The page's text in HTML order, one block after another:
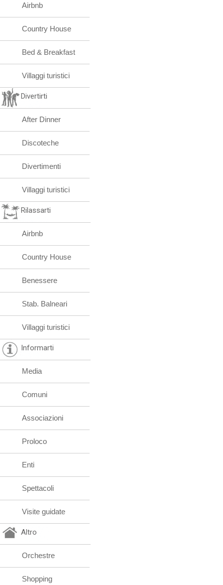
Airbnb
Country House
Bed & Breakfast
Villaggi turistici
Divertirti
After Dinner
Discoteche
Divertimenti
Villaggi turistici
Rilassarti
Airbnb
Country House
Benessere
Stab. Balneari
Villaggi turistici
Informarti
Media
Comuni
Associazioni
Proloco
Enti
Spettacoli
Visite guidate
Altro
Orchestre
Shopping